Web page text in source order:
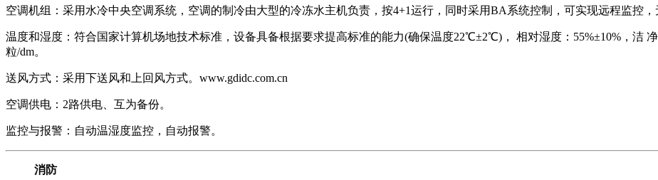
空调机组：采用水冷中央空调系统，空调的制冷由大型的冷冻水主机负责，按4+1运行，同时采用BA系统控制，可实现远程监控，
温度和湿度：符合国家计算机场地技术标准，设备具备根据要求提高标准的能力(确保温度22℃±2℃)， 相对湿度：55%±10%，洁
粒/dm。
送风方式：采用下送风和上回风方式。 www.gdidc.com.cn
空调供电：2路供电、互为备份。
监控与报警：自动温湿度监控，自动报警。
消防